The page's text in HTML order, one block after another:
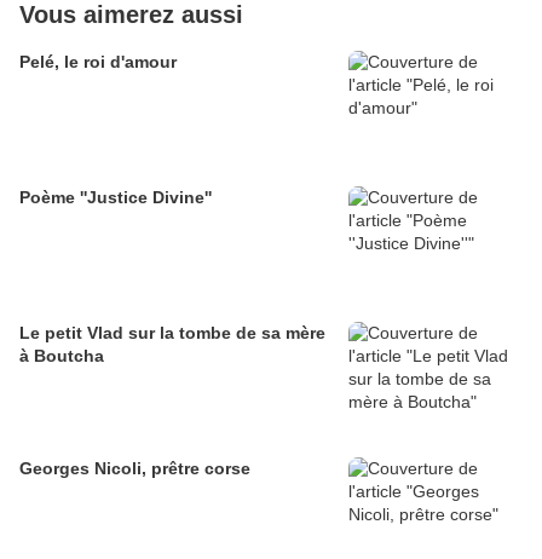
Vous aimerez aussi
Pelé, le roi d'amour
Poème ''Justice Divine''
Le petit Vlad sur la tombe de sa mère
à Boutcha
Georges Nicoli, prêtre corse